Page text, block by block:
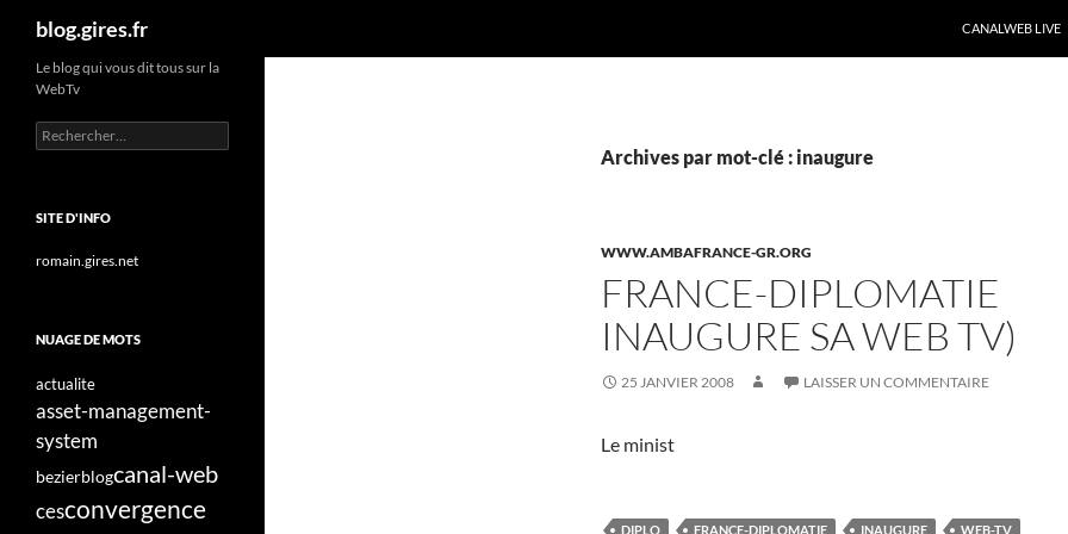
Aller
contenu
blog.gires.fr CANALWEB LIVE
Archives par mot-clé : inaugure
WWW.AMBAFRANCE-GR.ORG
FRANCE-DIPLOMATIE
INAUGURE SA WEB TV)
25 JANVIER 2008 LAISSER UN COMMENTAIRE
Le minist
DIPLO FRANCE-DIPLOMATIE INAUGURE WEB-TV
Le blog qui vous dit tous sur la
WebTv
Rechercher :
SITE D'INFO
romain.gires.net
NUAGE DE MOTS
actualite
asset-management-
system
bezierblogcanal-web
cesconvergence